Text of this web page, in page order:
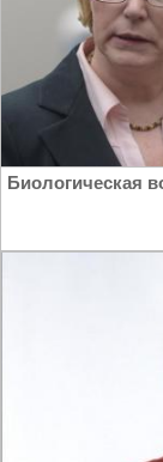
Биологическая